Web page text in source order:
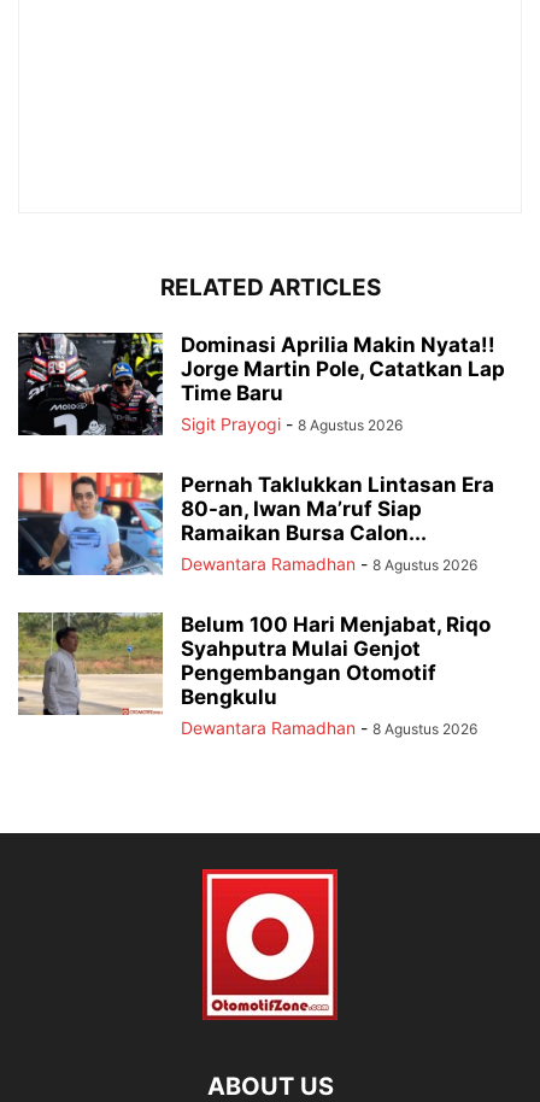
RELATED ARTICLES
Dominasi Aprilia Makin Nyata!!
Jorge Martin Pole, Catatkan Lap
Time Baru
Sigit Prayogi - 8 Agustus 2026
Pernah Taklukkan Lintasan Era
80-an, Iwan Ma’ruf Siap
Ramaikan Bursa Calon...
Dewantara Ramadhan - 8 Agustus 2026
Belum 100 Hari Menjabat, Riqo
Syahputra Mulai Genjot
Pengembangan Otomotif
Bengkulu
Dewantara Ramadhan - 8 Agustus 2026
ABOUT US